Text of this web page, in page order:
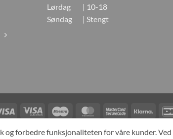
Lørdag | 10-18
Søndag | Stengt
Visa
Visa
Electron
Maestro MasterCardMasterCard
2
KONTAKT OSS OM OSS
forbedre funksjonaliteten for våre kunder.